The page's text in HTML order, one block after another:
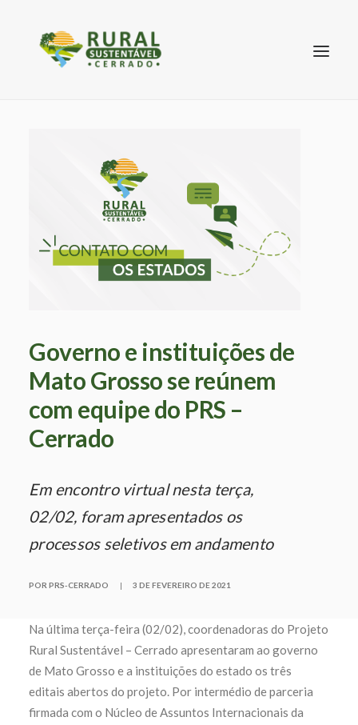
Governo e instituições de
Mato Grosso se reúnem
com equipe do PRS –
Cerrado
Em encontro virtual nesta terça,
02/02, foram apresentados os
processos seletivos em andamento
POR PRS-CERRADO | 3 DE FEVEREIRO DE 2021
Na última terça-feira (02/02), coordenadoras do Projeto
Rural Sustentável – Cerrado apresentaram ao governo
de Mato Grosso e a instituições do estado os três
editais abertos do projeto. Por intermédio de parceria
firmada com o Núcleo de Assuntos Internacionais da